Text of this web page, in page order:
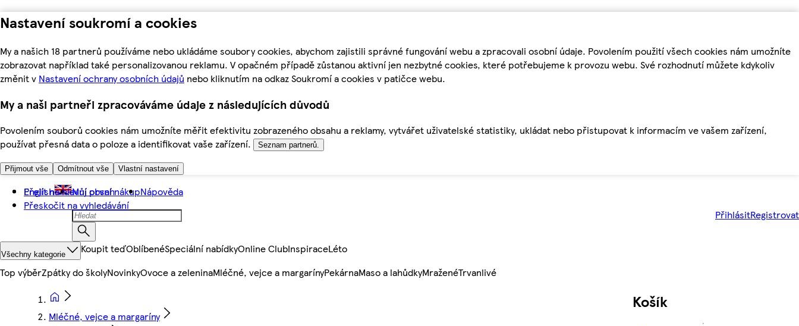
Nastavení soukromí a cookies
My a našich 18 partnerů používáme nebo ukládáme soubory cookies, abychom zajistili správné fungování webu a zpracovali osobní údaje. Povolením použití všech cookies nám umožníte
zobrazovat například také personalizovanou reklamu. V opačném případě zůstanou aktivní jen nezbytné cookies, které potřebujeme k provozu webu. Své rozhodnutí můžete kdykoliv
změnit v Nastavení ochrany osobních údajů nebo kliknutím na odkaz Soukromí a cookies v patičce webu.
My a naši partneři zpracováváme údaje z následujících důvodů
Povolením souborů cookies nám umožníte měřit efektivitu zobrazeného obsahu a reklamy, vytvářet uživatelské statistiky, ukládat nebo přistupovat k informacím ve vašem zařízení,
používat přesná data o poloze a identifikovat vaše zařízení.
Seznam partnerů.
Přijmout vše Odmítnout vše Vlastní nastavení
Přejít na hlavní obsah
Přeskočit na vyhledávání
English Můj první nákupNápověda
PřihlásitRegistrovat
Všechny kategorie Koupit teďOblíbenéSpeciální nabídkyOnline ClubInspiraceLéto
Top výběrZpátky do školyNovinkyOvoce a zeleninaMléčné, vejce a margarínyPekárnaMaso a lahůdkyMraženéTrvanlivé
Mléčné, vejce a margaríny
Košík